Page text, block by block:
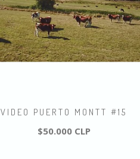
VIDEO PUERTO MONTT #15
$50.000 CLP